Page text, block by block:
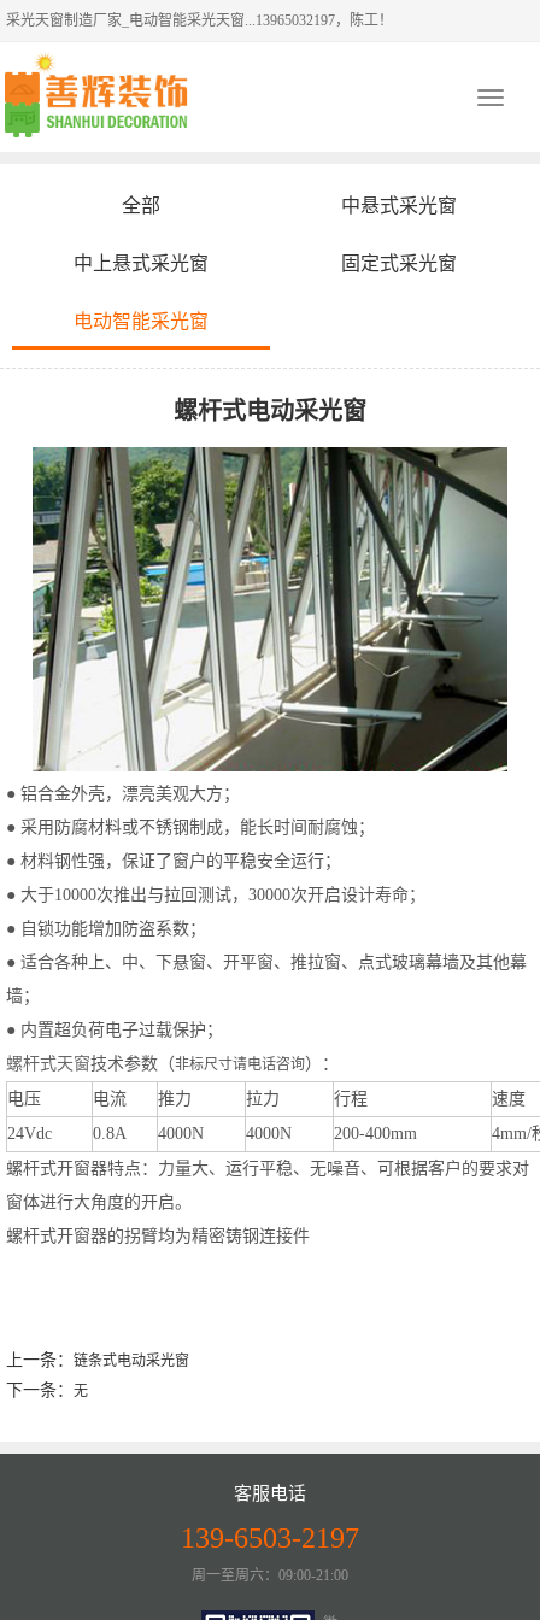
采光天窗制造厂家_电动智能采光天窗...13965032197，陈工！
Toggle
全部 中悬式采光窗
中上悬式采光窗 固定式采光窗
电动智能采光窗
螺杆式电动采光窗
● 铝合金外壳，漂亮美观大方；
● 采用防腐材料或不锈钢制成，能长时间耐腐蚀；
● 材料钢性强，保证了窗户的平稳安全运行；
● 大于10000次推出与拉回测试，30000次开启设计寿命；
● 自锁功能增加防盗系数；
● 适合各种上、中、下悬窗、开平窗、推拉窗、点式玻璃幕墙及其他幕
墙；
● 内置超负荷电子过载保护；
螺杆式天窗技术参数（非标尺寸请电话咨询）：
电压
电流 推力 拉力 行程
速度
24Vdc
0.8A 4000N 4000N 200-400mm
4mm/
螺杆式开窗器特点：力量大、运行平稳、无噪音、可根据客户的要求对
窗体进行大角度的开启。
螺杆式开窗器的拐臂均为精密铸钢连接件
上一条： 链条式电动采光窗
下一条： 无
客服电话
139-6503-2197
周一至周六：09:00-21:00